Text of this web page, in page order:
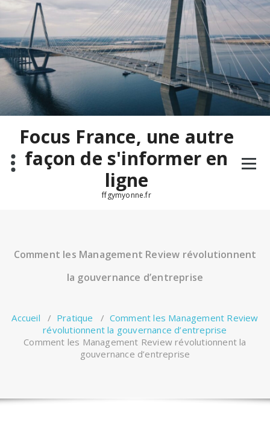
contenu
Focus France, une autre
façon de s'informer en
ligne
ffgymyonne.fr
Comment les Management Review révolutionnent
la gouvernance d’entreprise
Accueil / Pratique / Comment les Management Review
révolutionnent la gouvernance d’entreprise
Comment les Management Review révolutionnent la
gouvernance d’entreprise